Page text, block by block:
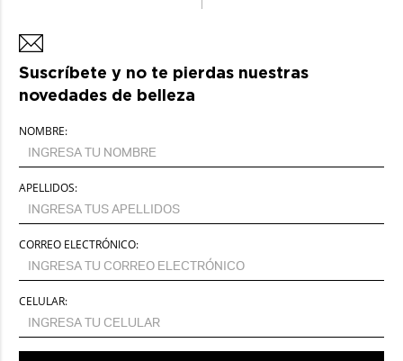
Suscríbete y no te pierdas nuestras
novedades de belleza
NOMBRE:
APELLIDOS:
CORREO ELECTRÓNICO:
CELULAR: